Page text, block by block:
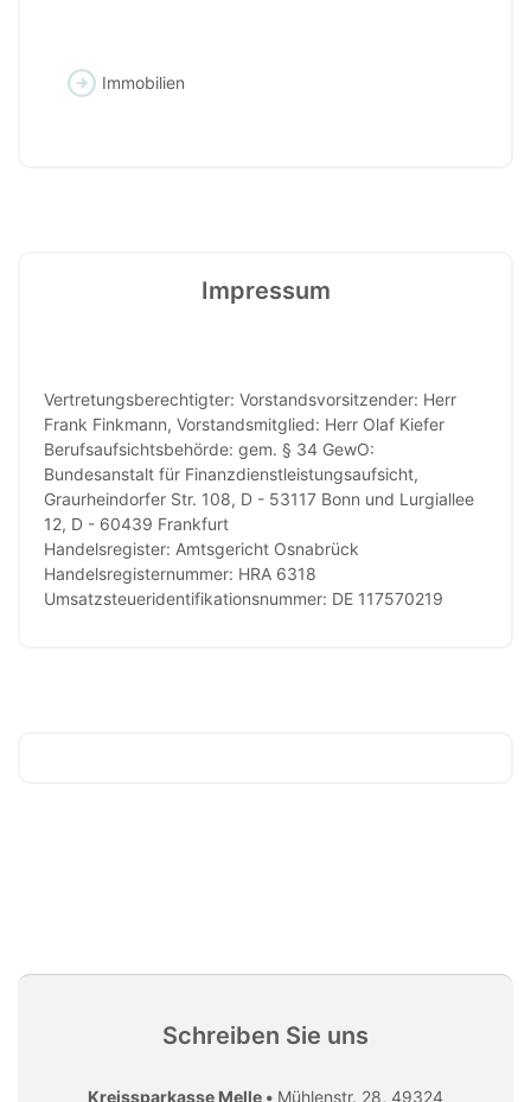
Immobilien
Impressum
Vertretungsberechtigter: Vorstandsvorsitzender: Herr
Frank Finkmann, Vorstandsmitglied: Herr Olaf Kiefer
Berufsaufsichtsbehörde: gem. § 34 GewO:
Bundesanstalt für Finanzdienstleistungsaufsicht,
Graurheindorfer Str. 108, D - 53117 Bonn und Lurgiallee
12, D - 60439 Frankfurt
Handelsregister: Amtsgericht Osnabrück
Handelsregisternummer: HRA 6318
Umsatzsteueridentifikationsnummer: DE 117570219
Schreiben Sie uns
Kreissparkasse Melle • Mühlenstr. 28, 49324